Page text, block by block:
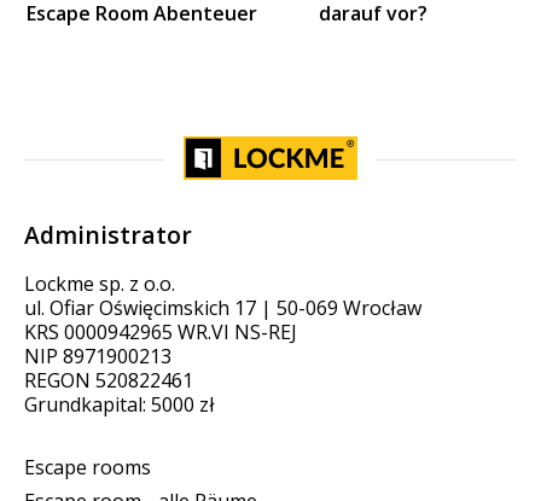
Escape Room Abenteuer
darauf vor?
Administrator
Lockme sp. z o.o.
ul. Ofiar Oświęcimskich 17 | 50-069 Wrocław
KRS 0000942965 WR.VI NS-REJ
NIP 8971900213
REGON 520822461
Grundkapital: 5000 zł
Escape rooms